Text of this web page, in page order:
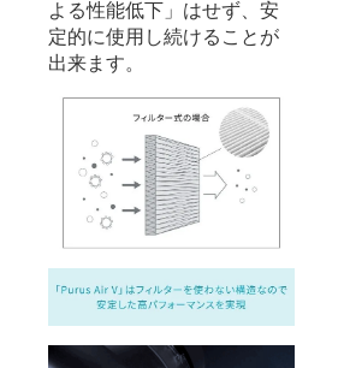
よる性能低下」はせず、安
定的に使用し続けることが
出来ます。